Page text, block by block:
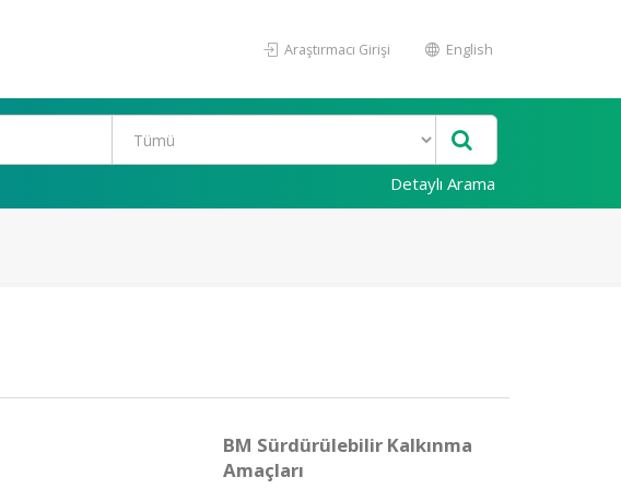
Araştırmacı Girişi English
Detaylı Arama
BM Sürdürülebilir Kalkınma
Amaçları